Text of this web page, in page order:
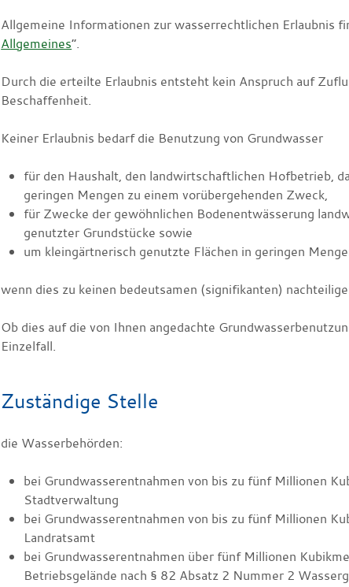
Allgemeine Informationen zur wasserrechtlichen Erlaubnis
Allgemeines“.
Durch die erteilte Erlaubnis entsteht kein Anspruch auf
Beschaffenheit.
Keiner Erlaubnis bedarf die Benutzung von Grundwasser
für den Haushalt, den landwirtschaftlichen Hofbetrieb,
geringen Mengen zu einem vorübergehenden Zweck,
für Zwecke der gewöhnlichen Bodenentwässerung
genutzter Grundstücke sowie
um kleingärtnerisch genutzte Flächen in geringen
wenn dies zu keinen bedeutsamen (signifikanten)
Ob dies auf die von Ihnen angedachte
Einzelfall.
Zuständige Stelle
die Wasserbehörden:
bei Grundwasserentnahmen von bis zu fünf Millionen
Stadtverwaltung
bei Grundwasserentnahmen von bis zu fünf Millionen
Landratsamt
bei Grundwasserentnahmen über fünf Millionen
Betriebsgelände nach § 82 Absatz 2 Nummer 2